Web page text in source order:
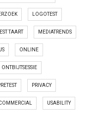
LOGOTEST
TAART MEDIATRENDS
ONLINE
ONTBIJTSESSIE
PRIVACY
USABILITY